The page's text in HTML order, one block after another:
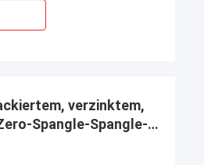
verzinktem,
Spangle-Spangle-